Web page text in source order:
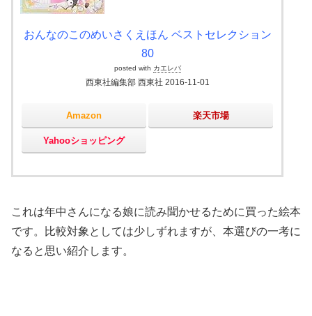
おんなのこのめいさくえほん ベストセレクション
80
posted with カエレバ
西東社編集部 西東社 2016-11-01
Amazon 楽天市場
Yahooショッピング
これは年中さんになる娘に読み聞かせるために買った絵本
です。比較対象としては少しずれますが、本選びの一考に
なると思い紹介します。